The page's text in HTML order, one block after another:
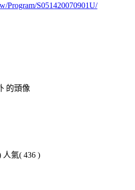
Program/S051420070901U/
人氣( 436 )